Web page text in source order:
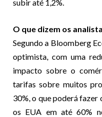
subir até 1,2%.
O que dizem os
Segundo a Bloomberg
optimista, com uma
impacto sobre o
tarifas sobre muitos
30%, o que poderá fazer
os EUA em até 60%